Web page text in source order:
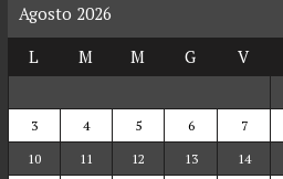
Agosto 2026
L
M M G V
3
4 5 6 7
10
11 12 13 14